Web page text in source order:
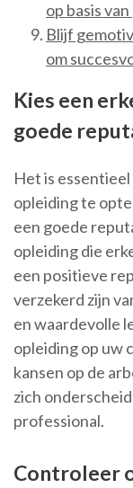
op basis
Blijf
om
Kies een
goede
Het is
opleiding te
een goede
opleiding die
een positieve
verzekerd zijn
en waardevolle
opleiding op uw
kansen op de
zich
professional.
Controleer